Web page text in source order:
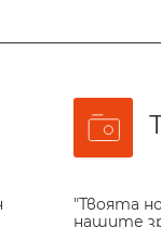
"Твоята
нашите